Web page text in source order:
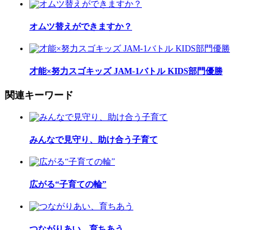
オムツ替えができますか？
才能×努力スゴキッズ JAM-1バトル KIDS部門優勝
関連キーワード
みんなで見守り、助け合う子育て
広がる“子育ての輪”